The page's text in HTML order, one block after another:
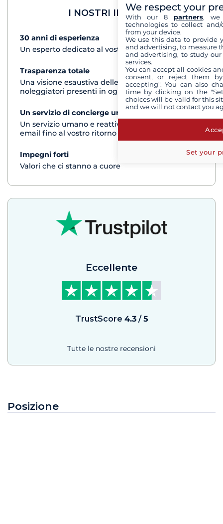
I NOSTRI IMPEGNI
30 anni di esperienza
vedi+
Un esperto dedicato al vostro progetto di crociera
Trasparenza totale
vedi+
Una visione esaustiva delle barche di tutti i
noleggiatori presenti in ogni destinazione
Un servizio di concierge unico
vedi+
Un servizio umano e reattivo per telefono o via
email fino al vostro ritorno dalla crociera
Impegni forti
vedi+
Valori che ci stanno a cuore
Eccellente
TrustScore 4.3/5
Tutte le nostre recensioni
Posizione
We respect your
With our 8 partners, we
technologies to collect
from your device.
We use this data to provide
and advertising, to measure
and advertising, to study
services.
You can accept all cookies
consent, or reject them
accepting". You can also
time by clicking on the
choices will be valid for this
and we will not contact you
Set your